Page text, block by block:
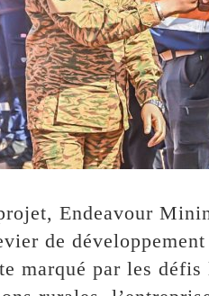
Endeavour
de
marqué par les